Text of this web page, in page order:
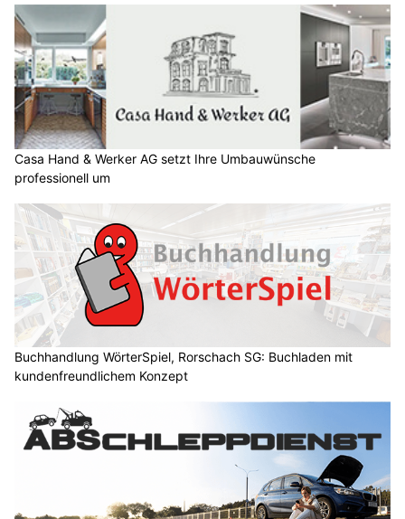
Casa Hand & Werker AG setzt Ihre Umbauwünsche
professionell um
Buchhandlung WörterSpiel, Rorschach SG: Buchladen mit
kundenfreundlichem Konzept